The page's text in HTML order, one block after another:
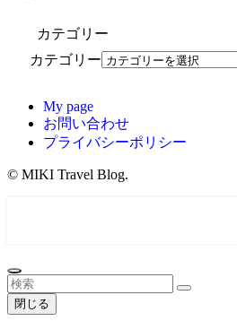
カテゴリー
カテゴリー
My page
お問い合わせ
プライバシーポリシー
© MIKI Travel Blog.
閉じる